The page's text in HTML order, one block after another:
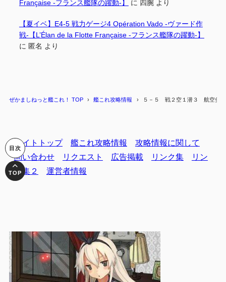
Française -フランス艦隊の躍動-】
に 四腕より
【夏イベ】E4-5 戦力ゲージ4 Opération Vado -ヴァード作
戦-【L’Élan de la Flotte Française -フランス艦隊の躍動-】
に 匿名 より
ぜかましねっと艦これ！ TOP 艦これ攻略情報 ５－５ 戦２空１潜３ 航空劣勢
サイトトップ 艦これ攻略情報
攻略情報に関して
問い合わせ
リクエスト 広告掲載 リンク集
リン
ク集２
運営者情報